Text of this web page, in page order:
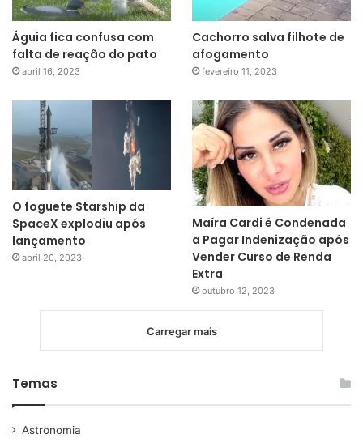
Águia fica confusa com
falta de reação do pato
abril 16, 2023
Cachorro salva filhote de
afogamento
fevereiro 11, 2023
O foguete Starship da
SpaceX explodiu após
lançamento
abril 20, 2023
Maíra Cardi é Condenada
a Pagar Indenização após
Vender Curso de Renda
Extra
outubro 12, 2023
Carregar mais
Temas
Astronomia